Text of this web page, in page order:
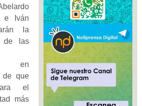
e Iván
la
de las
en
de que
el
más